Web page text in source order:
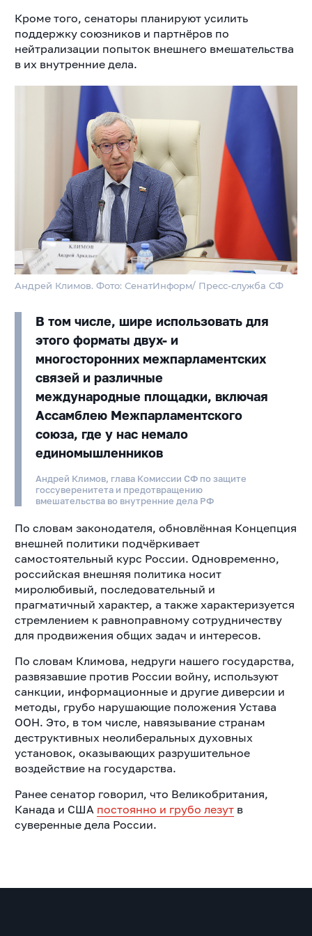
Кроме того, сенаторы планируют усилить
поддержку союзников и партнёров по
нейтрализации попыток внешнего вмешательства
в их внутренние дела.
Андрей Климов. Фото: СенатИнформ/ Пресс-служба СФ
В том числе, шире использовать для
этого форматы двух- и
многосторонних межпарламентских
связей и различные
международные площадки, включая
Ассамблею Межпарламентского
союза, где у нас немало
единомышленников
Андрей Климов, глава Комиссии СФ по защите
госсуверенитета и предотвращению
вмешательства во внутренние дела РФ
По словам законодателя, обновлённая Концепция
внешней политики подчёркивает
самостоятельный курс России. Одновременно,
российская внешняя политика носит
миролюбивый, последовательный и
прагматичный характер, а также характеризуется
стремлением к равноправному сотрудничеству
для продвижения общих задач и интересов.
По словам Климова, недруги нашего государства,
развязавшие против России войну, используют
санкции, информационные и другие диверсии и
методы, грубо нарушающие положения Устава
ООН. Это, в том числе, навязывание странам
деструктивных неолиберальных духовных
установок, оказывающих разрушительное
воздействие на государства.
Ранее сенатор говорил, что Великобритания,
Канада и США постоянно и грубо лезутв
суверенные дела России.